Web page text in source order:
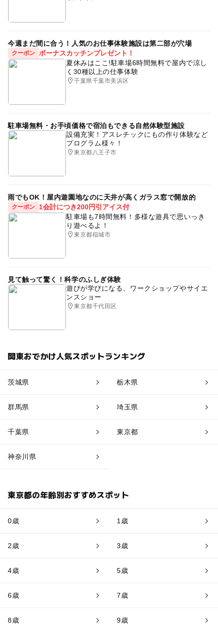
今週まだ間に合う！人気のお仕事体験施設は第二部が穴場
クーポン
ボーナスカッチンプレゼント！
夏休みはここ!駐車場6時間無料で屋内で涼し
く30種以上の仕事体験
千葉県千葉市美浜区
駐車場無料・お手頃価格で宿泊もできる自然体験型施設
設備充実！アスレチックにもの作り体験など
プログラム様々！
東京都八王子市
雨でもOK！屋内遊園地なのに天井が高くガラス窓で開放的
クーポン
1会計につき200円引アイス付
駐車場も7時間無料！多様な遊具で思いっき
り遊べるよ！
東京都稲城市
見て触って驚く！科学のふしぎ体験
遊びが学びになる、ワークショップやサイエ
ンスショー
東京都千代田区
関東おでかけ人気スポットランキング
茨城県 栃木県
群馬県 埼玉県
千葉県 東京都
神奈川県
東京都の年齢別おすすめスポット
0歳 1歳
2歳 3歳
4歳 5歳
6歳 7歳
8歳 9歳